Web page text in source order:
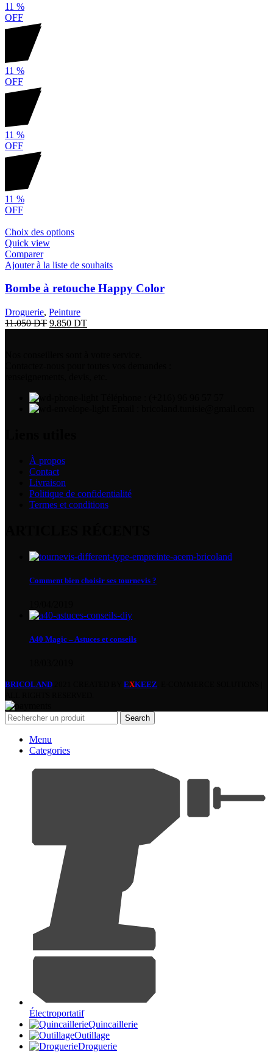
11 %
OFF
11 %
OFF
11 %
OFF
11 %
OFF
Choix des options
Quick view
Comparer
Ajouter à la liste de souhaits
Bombe à retouche Happy Color
Droguerie, Peinture
11.050DT 9.850 DT
À propos
Contact
Livraison
Politique de confidentialité
Termes et conditions
Comment bien choisir ses tournevis ?
A40 Magic – Astuces et conseils
BRICOLAND EXKEEZ
Search
Menu
Categories
Électroportatif
Quincaillerie
Outillage
Droguerie